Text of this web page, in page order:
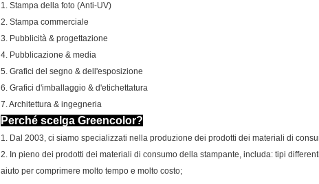
1. Stampa della foto (Anti-UV)
2. Stampa commerciale
3. Pubblicità & progettazione
4. Pubblicazione & media
5. Grafici del segno & dell'esposizione
6. Grafici d'imballaggio & d'etichettatura
7. Architettura & ingegneria
Perché scelga Greencolor?
1. Dal 2003, ci siamo specializzati nella produzione dei prodotti dei materiali di
2. In pieno dei prodotti dei materiali di consumo della stampante, includa: tipi
aiuto per comprimere molto tempo e molto costo;